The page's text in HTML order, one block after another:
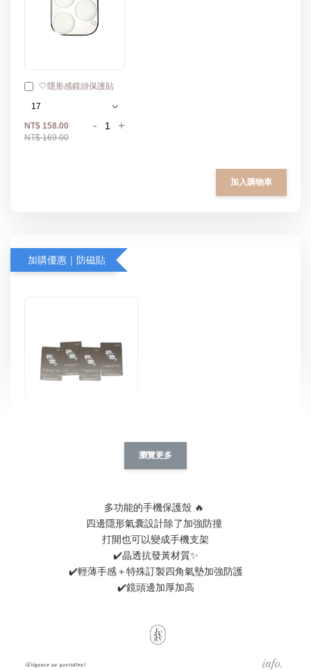
🤍隱形感鏡頭保護貼
NT$ 158.00
NT$ 169.00
- +
加入購物車
加購優惠｜防磁貼
加購優惠｜設計師系列 滴膠支架
瀏覽更多
多功能的手機保護殼 🔥
四邊隱形氣囊設計除了加強防撞
打開也可以變成手機支架
✔️晶透抗發黃材質✨
✔️輕薄手感＋特殊訂製四角氣墊加強防護
✔️鏡頭邊加厚加高